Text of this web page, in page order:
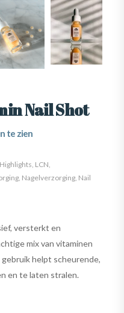
Nail Shot
te zien
, LCN,
, Nagelverzorging, Nail
versterkt en
mix van vitaminen
helpt scheurende,
en te laten stralen.